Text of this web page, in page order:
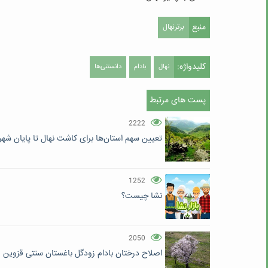
منبع برترنهال
کلیدواژه: نهال بادام دانستنی‌ها
پست های مرتبط
2222
تعیین سهم استان‌ها برای کاشت نهال تا پایان
1252
نشا چیست؟
2050
اصلاح درختان بادام زودگل باغستان سنتی قزوین